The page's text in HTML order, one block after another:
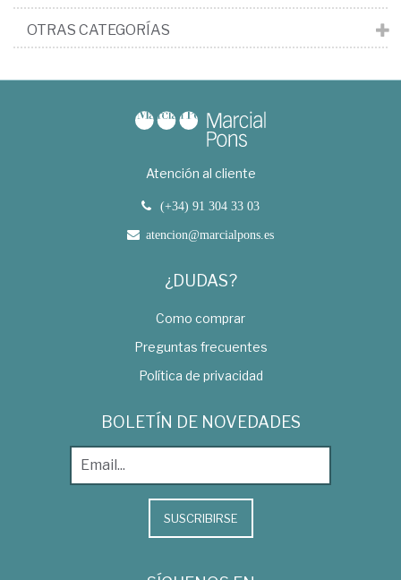
OTRAS CATEGORÍAS
Atención al cliente
(+34) 91 304 33 03
atencion@marcialpons.es
¿DUDAS?
Como comprar
Preguntas frecuentes
Política de privacidad
BOLETÍN DE NOVEDADES
SUSCRIBIRSE